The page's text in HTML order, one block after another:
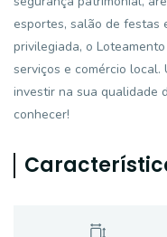
esportes, salão de festas
privilegiada, o
serviços e comércio
investir na sua qualidade
conhecer!